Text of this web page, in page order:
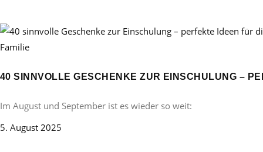
Familie
40 SINNVOLLE GESCHENKE ZUR EINSCHULUNG –
Im August und September ist es wieder so weit:
5. August 2025